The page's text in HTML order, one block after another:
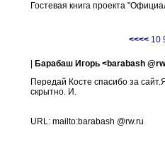
Гостевая книга проекта
<<<< 10
Барабаш Игорь <barabash
Передай Косте спасибо за
скрытно. И.
URL: mailto:barabash @rw.ru